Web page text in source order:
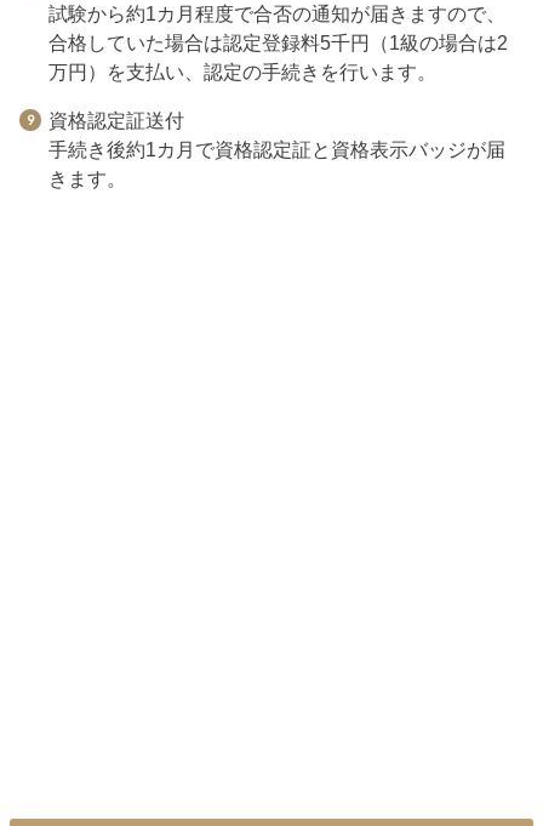
試験から約1カ月程度で合否の通知が届きますので、
合格していた場合は認定登録料5千円（1級の場合は2
万円）を支払い、認定の手続きを行います。
資格認定証送付
手続き後約1カ月で資格認定証と資格表示バッジが届
きます。